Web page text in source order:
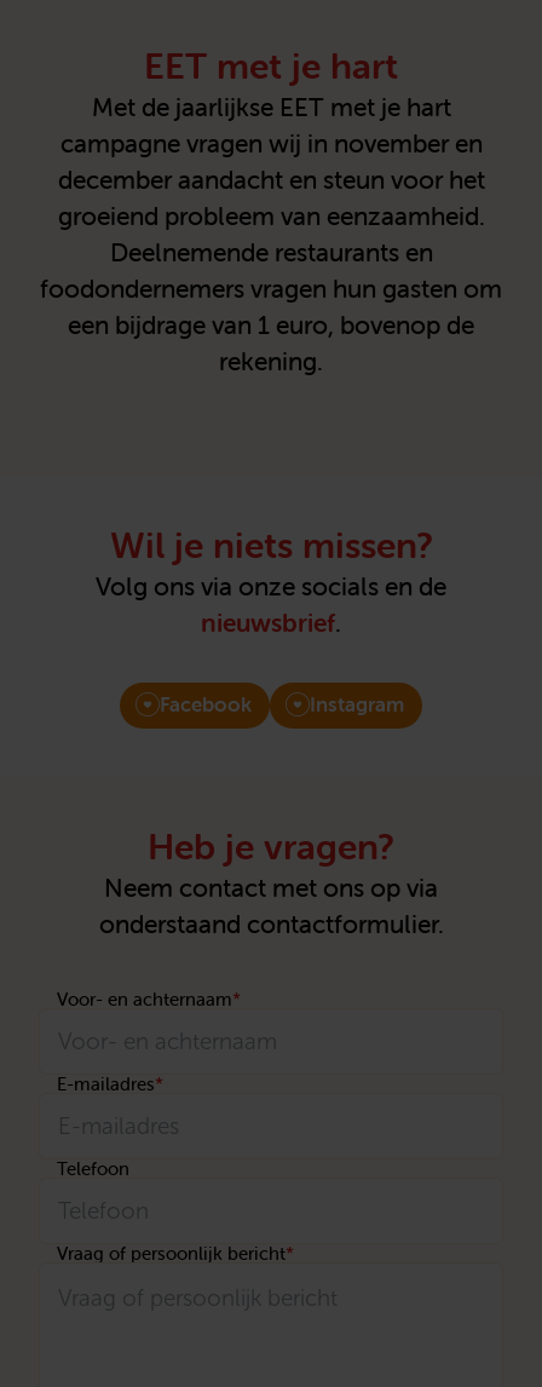
EET met je hart
Met de jaarlijkse EET met je hart
campagne vragen wij in november en
december aandacht en steun voor het
groeiend probleem van eenzaamheid.
Deelnemende restaurants en
foodondernemers vragen hun gasten om
een bijdrage van 1 euro, bovenop de
rekening.
Wil je niets missen?
Volg ons via onze socials en de
nieuwsbrief.
Facebook Instagram
Heb je vragen?
Neem contact met ons op via
onderstaand contactformulier.
Voor- en achternaam*
E-mailadres*
Telefoon
Vraag of persoonlijk bericht*